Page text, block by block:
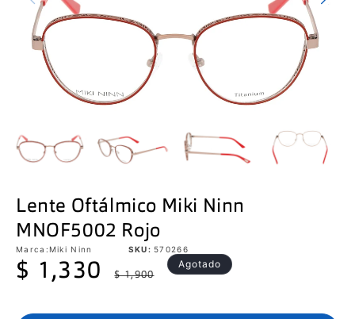
Lente Oftálmico Miki Ninn
MNOF5002 Rojo
Marca: Miki Ninn SKU: 570266
Precio
de
$ 1,330
habitual
$ 1,900
Agotado